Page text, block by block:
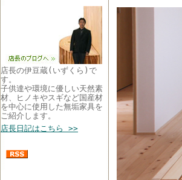
店長の伊豆蔵(いずくら)で
す。
子供達や環境に優しい天然素
材、ヒノキやスギなど国産材
を中心に使用した無垢家具を
ご紹介します。
店長日記はこちら >>